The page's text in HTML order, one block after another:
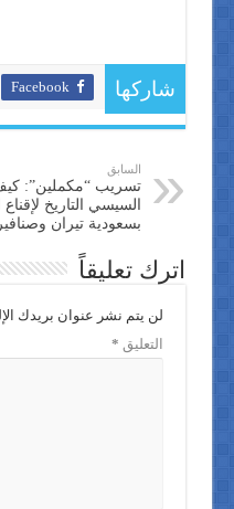
شاركها Facebook
السابق
تسريب “مكملين”:
السيسي التاريخ
بسعودية تيران
اترك تعليقاً
لن يتم نشر عنوان بريدك
التعليق *